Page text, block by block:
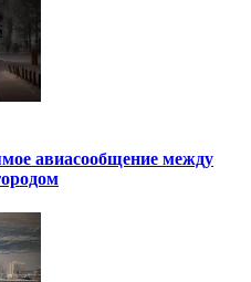
авиасообщение между